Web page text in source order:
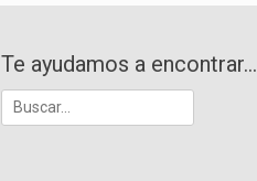
Te ayudamos a encontrar…
Buscar: